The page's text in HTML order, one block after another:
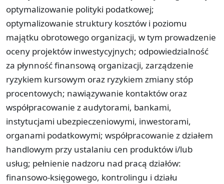
optymalizowanie polityki podatkowej;
optymalizowanie struktury kosztów i poziomu
majątku obrotowego organizacji, w tym prowadzenie
oceny projektów inwestycyjnych; odpowiedzialność
za płynność finansową organizacji, zarządzenie
ryzykiem kursowym oraz ryzykiem zmiany stóp
procentowych; nawiązywanie kontaktów oraz
współpracowanie z audytorami, bankami,
instytucjami ubezpieczeniowymi, inwestorami,
organami podatkowymi; współpracowanie z działem
handlowym przy ustalaniu cen produktów i/lub
usług; pełnienie nadzoru nad pracą działów:
finansowo-księgowego, kontrolingu i działu